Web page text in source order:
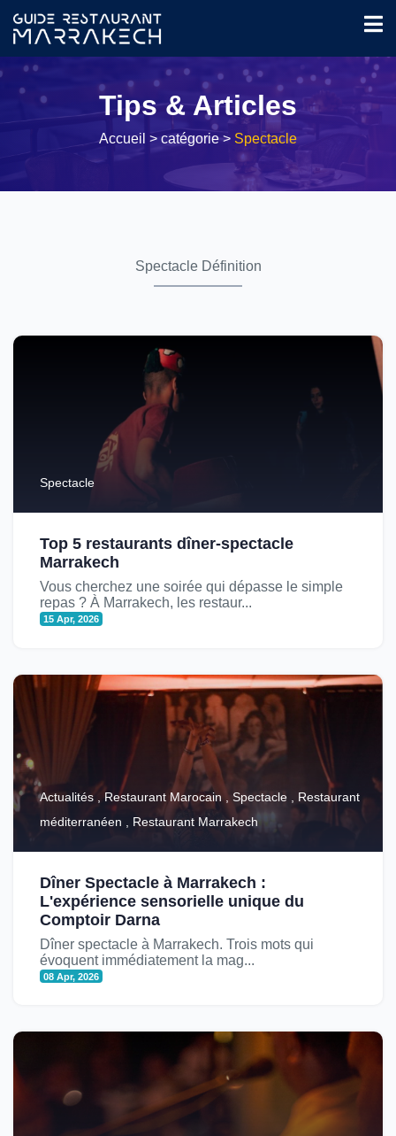
Tips & Articles
Accueil > catégorie > Spectacle
Spectacle Définition
Spectacle
Top 5 restaurants dîner-spectacle
Marrakech
Vous cherchez une soirée qui dépasse le simple
repas ? À Marrakech, les restaur...
15 Apr, 2026
Actualités , Restaurant Marocain , Spectacle , Restaurant
méditerranéen , Restaurant Marrakech
Dîner Spectacle à Marrakech :
L'expérience sensorielle unique du
Comptoir Darna
Dîner spectacle à Marrakech. Trois mots qui
évoquent immédiatement la mag...
08 Apr, 2026